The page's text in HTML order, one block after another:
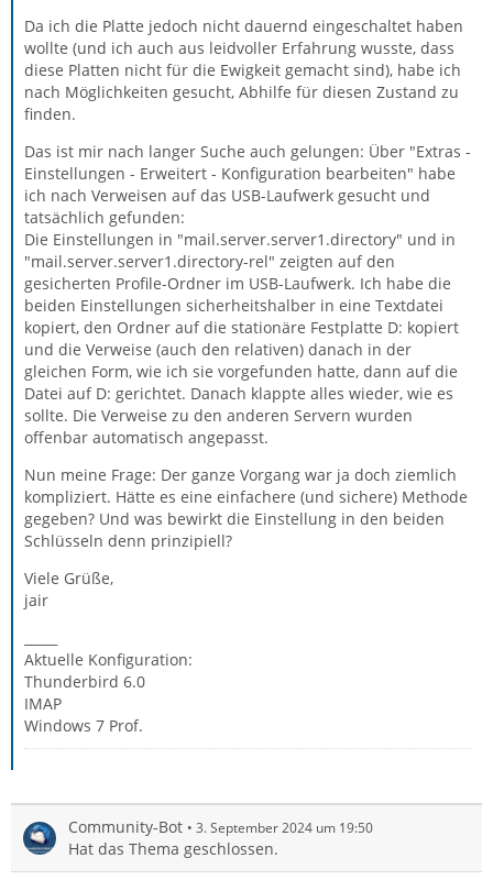
Da ich die Platte jedoch nicht dauernd eingeschaltet haben
wollte (und ich auch aus leidvoller Erfahrung wusste, dass
diese Platten nicht für die Ewigkeit gemacht sind), habe ich
nach Möglichkeiten gesucht, Abhilfe für diesen Zustand zu
finden.
Das ist mir nach langer Suche auch gelungen: Über "Extras -
Einstellungen - Erweitert - Konfiguration bearbeiten" habe
ich nach Verweisen auf das USB-Laufwerk gesucht und
tatsächlich gefunden:
Die Einstellungen in "mail.server.server1.directory" und in
"mail.server.server1.directory-rel" zeigten auf den
gesicherten Profile-Ordner im USB-Laufwerk. Ich habe die
beiden Einstellungen sicherheitshalber in eine Textdatei
kopiert, den Ordner auf die stationäre Festplatte D: kopiert
und die Verweise (auch den relativen) danach in der
gleichen Form, wie ich sie vorgefunden hatte, dann auf die
Datei auf D: gerichtet. Danach klappte alles wieder, wie es
sollte. Die Verweise zu den anderen Servern wurden
offenbar automatisch angepasst.
Nun meine Frage: Der ganze Vorgang war ja doch ziemlich
kompliziert. Hätte es eine einfachere (und sichere) Methode
gegeben? Und was bewirkt die Einstellung in den beiden
Schlüsseln denn prinzipiell?
Viele Grüße,
jair
Aktuelle Konfiguration:
Thunderbird 6.0
IMAP
Windows 7 Prof.
Community-Bot 3. September 2024 um 19:50
Hat das Thema geschlossen.